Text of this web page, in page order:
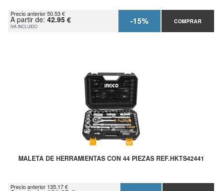
Precio anterior 50.53 €
A partir de: 42.95 €
IVA INCLUIDO -15% COMPRAR
MALETA DE HERRAMIENTAS CON 44 PIEZAS REF.HKTS42441
Precio anterior 135.17 €